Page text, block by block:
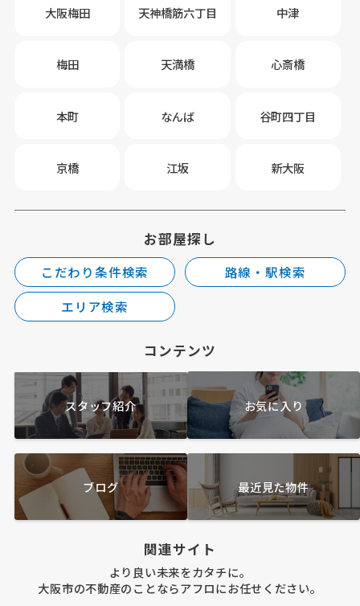
大阪梅田 天神橋筋六丁目 中津
梅田 天満橋 心斎橋
本町 なんば 谷町四丁目
京橋 江坂 新大阪
お部屋探し
こだわり条件検索
路線・駅検索
エリア検索
コンテンツ
スタッフ紹介 お気に入り
ブログ 最近見た物件
関連サイト
より良い未来をカタチに。
大阪市の不動産のことならアフロにお任せください。